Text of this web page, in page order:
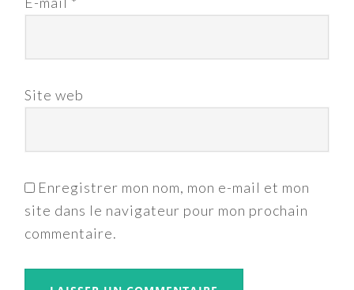
Site web
Enregistrer mon nom, mon e-mail et mon
site dans le navigateur pour mon prochain
commentaire.